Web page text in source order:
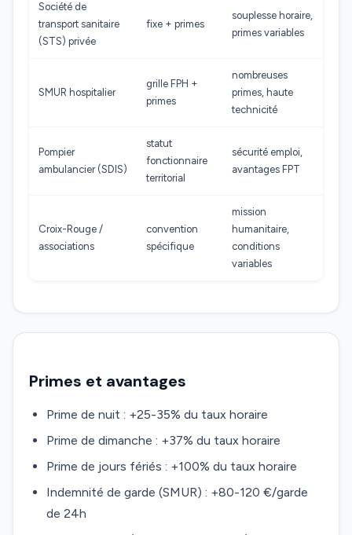
Société de
transport sanitaire
(STS) privée
fixe + primes
souplesse horaire,
primes variables
SMUR hospitalier
grille FPH +
primes
nombreuses
primes, haute
technicité
Pompier
ambulancier (SDIS)
statut
fonctionnaire
territorial
sécurité emploi,
avantages FPT
Croix-Rouge /
associations
convention
spécifique
mission
humanitaire,
conditions
variables
Primes et avantages
Prime de nuit : +25-35% du taux horaire
Prime de dimanche : +37% du taux horaire
Prime de jours fériés : +100% du taux horaire
Indemnité de garde (SMUR) : +80-120 €/garde
de 24h